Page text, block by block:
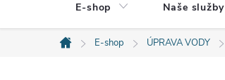
E-shop Naše služby
Domov
E-shop ÚPRAVA VODY